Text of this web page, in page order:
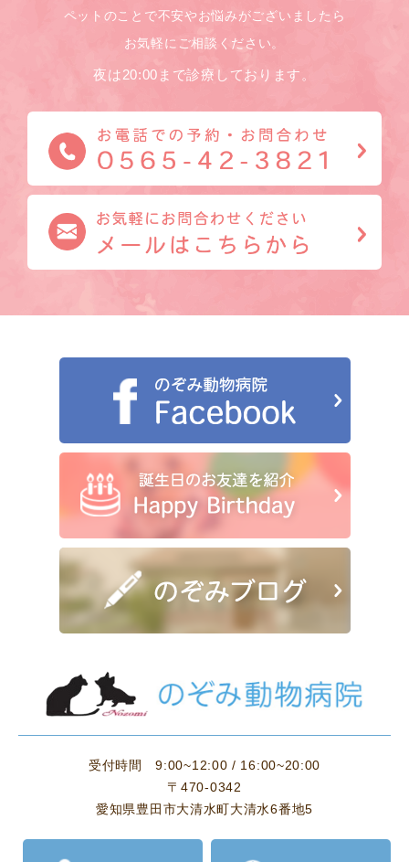
ペットのことで不安やお悩みがございましたら
お気軽にご相談ください。
夜は20:00まで診療しております。
受付時間
9:00~12:00 / 16:00~20:00
〒470-0342
愛知県豊田市大清水町大清水6番地5